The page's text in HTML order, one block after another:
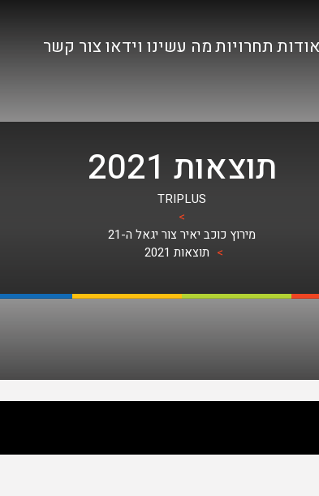
אודותתחרויותמה עשינו וידאוצור קשר
תוצאות 2021
TRIPLUS
>
מירוץ כוכב יאיר צור יגאל ה-21
> תוצאות 2021